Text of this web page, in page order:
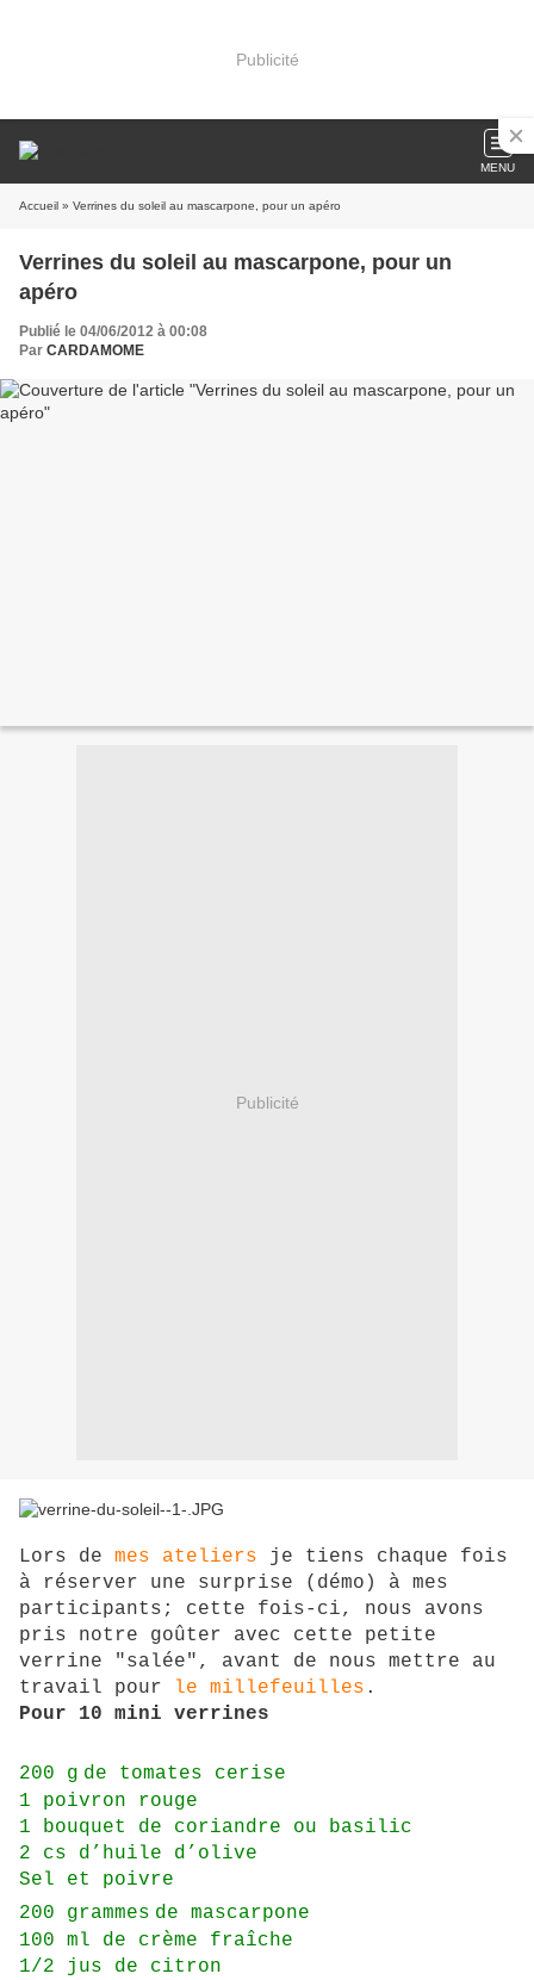
Publicité
MENU
Accueil » Verrines du soleil au mascarpone, pour un apéro
Verrines du soleil au mascarpone, pour un
apéro
Publié le 04/06/2012 à 00:08
Par CARDAMOME
Publicité
Lors de mes ateliers je tiens chaque fois
à réserver une surprise (démo) à mes
participants; cette fois-ci, nous avons
pris notre goûter avec cette petite
verrine "salée", avant de nous mettre au
travail pour
le millefeuilles .
Pour 10 mini verrines
200 g de tomates cerise
1 poivron rouge
1 bouquet de coriandre ou basilic
2 cs d’huile d’olive
Sel et poivre
200 grammes de mascarpone
100 ml de crème fraîche
1/2 jus de citron